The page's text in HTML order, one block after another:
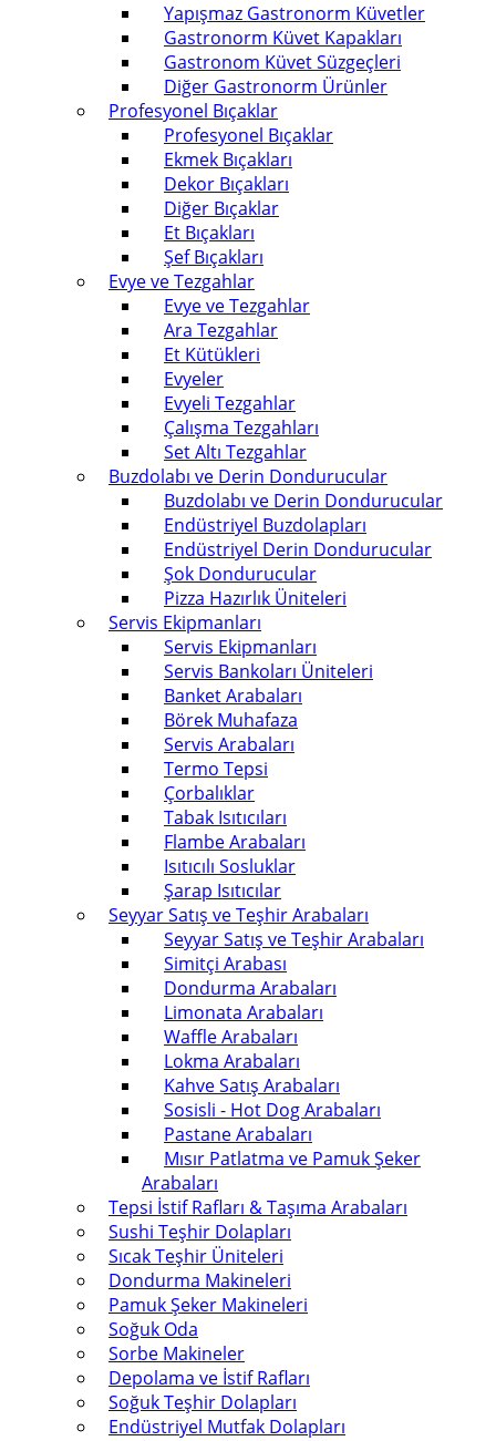
Yapışmaz Gastronorm Küvetler
Gastronorm Küvet Kapakları
Gastronom Küvet Süzgeçleri
Diğer Gastronorm Ürünler
Profesyonel Bıçaklar
Profesyonel Bıçaklar
Ekmek Bıçakları
Dekor Bıçakları
Diğer Bıçaklar
Et Bıçakları
Şef Bıçakları
Evye ve Tezgahlar
Evye ve Tezgahlar
Ara Tezgahlar
Et Kütükleri
Evyeler
Evyeli Tezgahlar
Çalışma Tezgahları
Set Altı Tezgahlar
Buzdolabı ve Derin Dondurucular
Buzdolabı ve Derin Dondurucular
Endüstriyel Buzdolapları
Endüstriyel Derin Dondurucular
Şok Dondurucular
Pizza Hazırlık Üniteleri
Servis Ekipmanları
Servis Ekipmanları
Servis Bankoları Üniteleri
Banket Arabaları
Börek Muhafaza
Servis Arabaları
Termo Tepsi
Çorbalıklar
Tabak Isıtıcıları
Flambe Arabaları
Isıtıcılı Sosluklar
Şarap Isıtıcılar
Seyyar Satış ve Teşhir Arabaları
Seyyar Satış ve Teşhir Arabaları
Simitçi Arabası
Dondurma Arabaları
Limonata Arabaları
Waffle Arabaları
Lokma Arabaları
Kahve Satış Arabaları
Sosisli - Hot Dog Arabaları
Pastane Arabaları
Mısır Patlatma ve Pamuk Şeker
Arabaları
Tepsi İstif Rafları & Taşıma Arabaları
Sushi Teşhir Dolapları
Sıcak Teşhir Üniteleri
Dondurma Makineleri
Pamuk Şeker Makineleri
Soğuk Oda
Sorbe Makineler
Depolama ve İstif Rafları
Soğuk Teşhir Dolapları
Endüstriyel Mutfak Dolapları